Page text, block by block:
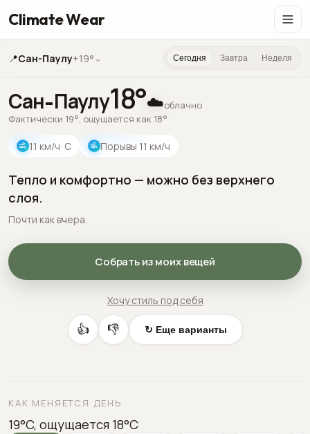
Climate Wear
📍Сан-Паулу+19° ⌄ Сегодня Завтра Неделя
Сан-Паулу18°☁️облачно
Фактически 19°, ощущается как 18°
11 км/ч· С Порывы 11 км/ч
Тепло и комфортно — можно без верхнего
слоя.
Почти как вчера.
Собрать из моих вещей
Хочу стиль под себя
👍 👎 ↻ Еще варианты
КАК МЕНЯЕТСЯ ДЕНЬ
19°C, ощущается 18°C